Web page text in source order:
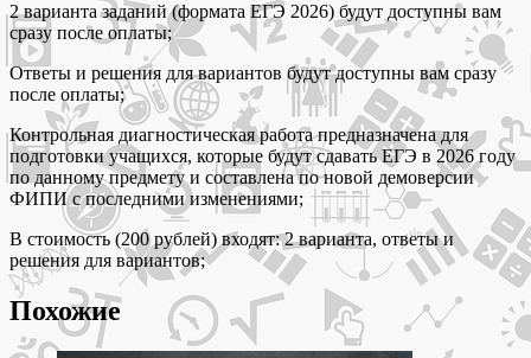
класс
2
варианта
с
ответами
ФИПИ
2 варианта заданий (формата ЕГЭ 2026) будут доступны вам
сразу после оплаты;
Ответы и решения для вариантов будут доступны вам сразу
после оплаты;
Контрольная диагностическая работа предназначена для
подготовки учащихся, которые будут сдавать ЕГЭ в 2026 году
по данному предмету и составлена по новой демоверсии
ФИПИ с последними изменениями;
В стоимость (200 рублей) входят: 2 варианта, ответы и
решения для вариантов;
Похожие